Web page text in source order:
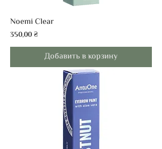
Noemi Clear
Цена
350,00 ₴
Добавить в корзину